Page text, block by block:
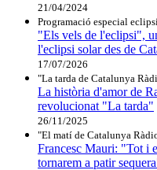
21/04/2024
Programació especial eclipsi
"Els vels de l'eclipsi",
l'eclipsi solar des de
17/07/2026
"La tarda de Catalunya
La història d'amor de
revolucionat "La tarda"
26/11/2025
"El matí de Catalunya
Francesc Mauri: "Tot i
tornarem a patir